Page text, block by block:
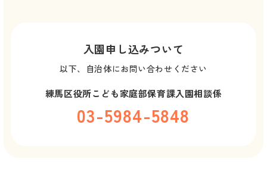
入園申し込みついて
以下、自治体にお問い合わせください
練馬区役所こども家庭部保育課入園相談係
03-5984-5848